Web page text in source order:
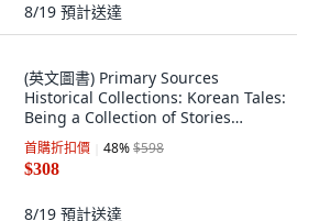
8/19 預計送達
(英文圖書) Primary Sources
Historical Collections: Korean Tales:
Being a Collection of Stories
Translat... 平裝版, Legare Street
Press, 英文
首購折扣價 48%$598
$308
8/19 預計送達